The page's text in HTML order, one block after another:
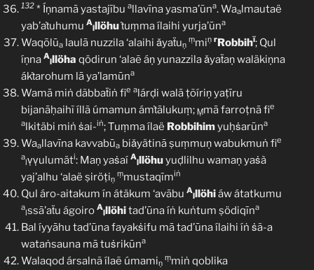
132 * Íṇnamā yastajību allavīna yasma’ūna. Waalmautaë
yab’aṫuhumu A
lllöhuṫuṃma ílaihi yurja’ūna
Waqōlūa laulā nuzzila ‘alaihi ǎyaẗuṇ
ṃmiṇ rRobbihï; Qul
íṇna A
lllöha qödirun ‘alaẽ áṇ yunazzila ǎyaẗaṇ waläkiṇna
ákṫarohum lā ya’lamūna
Wamā miṅ dãbbaẗiṅ fie alárḍi walā ṭõíriṇ yaṭīru
bijanāḥaihĩ íllã úmamun ámṫālukuṃ; Ṃmā farroṭnā fie
alkitäbi miṅ ṡai-iṅ; Ṫuṃma ílaë Robbihimyuḥṡarūna
Waallavīna kavvabūa biǎyätinā ṣuṃmuṇ wabukmuṅ fie
a
lṿṿulumäti: Maṇ yaṡaí A
lllöhuyuḍlilhu wamaṇ yaṡà
yaj’alhu ‘alaë ṣiröṭiṇ
ṃmustaqīmiṅ
Qul áro-aitakum ín átäkum ‘avābu A
lllöhiáw átatkumu
a
lssā’aẗu ágoiro A
lllöhitad’ūna íṅ kuṅtum ṣödiqīna
Bal íyyāhu tad’ūna fayakṡifu mā tad’ūna ílaihi íṅ ṡã-a
wataṅsauna mā tuṡrikūna
Walaqod ársalnã ílaẽ úmamiṇ
ṃmiṅ qoblika